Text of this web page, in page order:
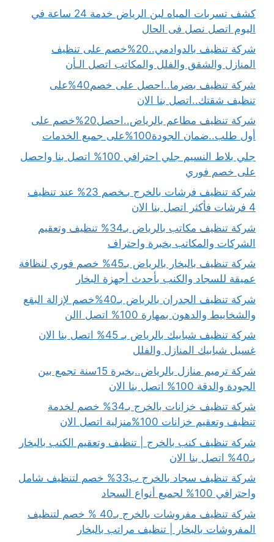
كشف تسربات المياه لبن الرياض خدمة 24 ساعة في
اليوم اتصل نصل فى الحال
شركة تنظيف بالدوادمي..20%خصم على تنظيف
المنازل والشقق والفلل والمكاتب اتصل الـأن
شركة تنظيف بضرما..احصل على خصم40%على
تنظيف شقتك..اتصل بنا الان
شركة تنظيف مطاعم بالرياض..احصل20%خصم على
أول طلب..ضمان الجودة100%على جميع الخدمات
جلي بلاط النسيم جلي احترافي 100% اتصل بنا واحصل
على خصم فوري
شركة تنظيف فرشات بالخرج بـخصم 23% عند تنظيف
4 فرشات فأكثر اتصل بنا الان
شركة تنظيف مكاتب بالرياض بـ34% تنظيف وتعقيم
الشركات والمكاتب بخبرة واحتراف
شركة تنظيف بالبخار بالرياض بـ45% خصم فوري لنظافة
عميقة للسجاد والكنب بأحدث أجهزة البخار
شركة تنظيف الجدران بالرياض بـ40%خصم لإزالة البقع
والشخابيط والدهون بمهارة 100% اتصل االن
شركة تنظيف شبابيك بالرياض بـ 45% اتصل بنا الان
غسيل شبابيك المنازل والفلل
شركة ترميم منازل بالرياض..بخبرة 15سنة تجمع بين
الجودة والدقة 100% اتصل بنا الان
شركة تنظيف خزانات بالخرج بـ34% خصم لخدمة
تنظيف وتعقيم خزانات 100%منزلية اتصل الان
شركة تنظيف كنب بالخرج | تنظيف وتعقيم الكنب بالبخار
بـ40% اتصل بنا الان
شركة تنظيف سجاد بالخرج ب33% خصم لتنظيف شامل
واحترافي 100% لجميع أنواع السجاد
شركة تنظيف مفروشات بالخرج بـ40 % خصم لتنظيف
المفروشات بالبخار | تنظيف مراتب بالبخار